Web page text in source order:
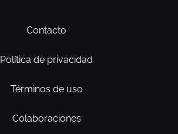
Contacto
Política de privacidad
Términos de uso
Colaboraciones